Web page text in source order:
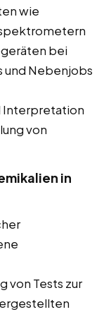
wie
bei
und Nebenjobs
Interpretation
von
in
von Tests zur